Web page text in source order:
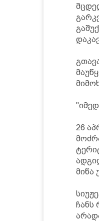
26
მიწა
ჩანს